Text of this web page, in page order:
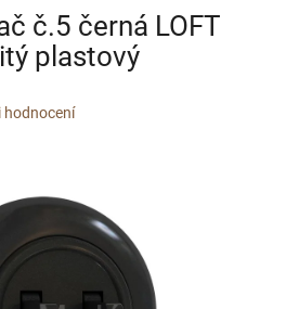
č.5 černá LOFT
plastový
hodnocení